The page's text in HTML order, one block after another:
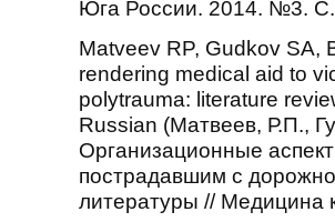
Юга России. 2014. №3.
Matveev RP, Gudkov SA,
rendering medical aid to
polytrauma: literature
Russian (Матвеев, Р.П.,
Организационные
пострадавшим с
литературы //